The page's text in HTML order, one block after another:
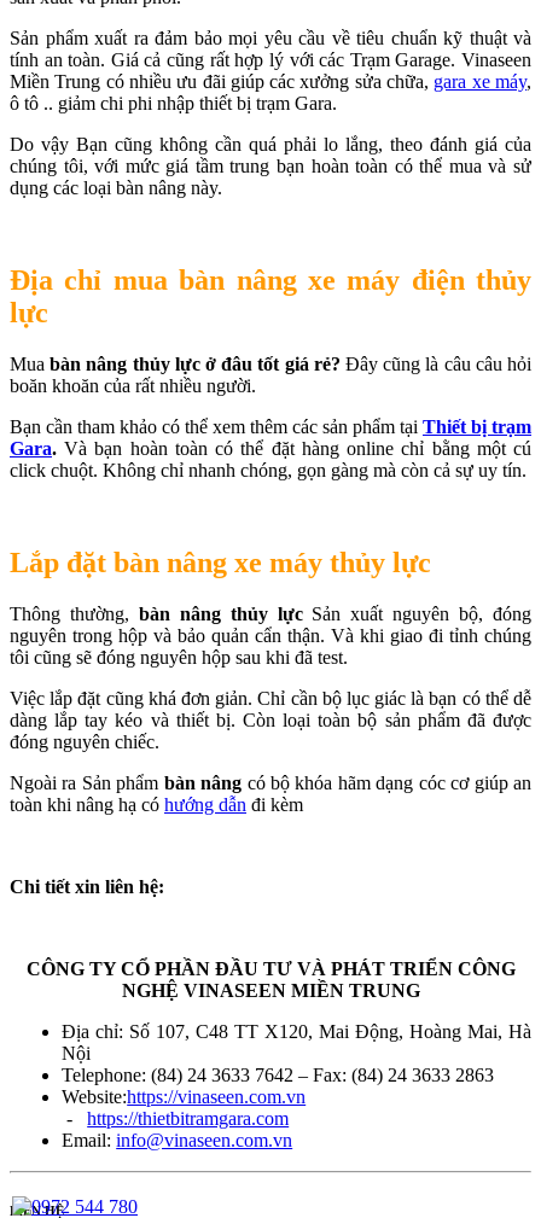
Sản phẩm xuất ra đảm bảo mọi yêu cầu về tiêu chuẩn kỹ thuật và
tính an toàn. Giá cả cũng rất hợp lý với các Trạm Garage. Vinaseen
Miền Trung có nhiều ưu đãi giúp các xưởng sửa chữa, gara xe máy,
ô tô .. giảm chi phi nhập thiết bị trạm Gara.
Do vậy Bạn cũng không cần quá phải lo lắng, theo đánh giá của
chúng tôi, với mức giá tầm trung bạn hoàn toàn có thể mua và sử
dụng các loại bàn nâng này.
Địa chỉ mua bàn nâng xe máy điện thủy
lực
Muabàn nâng thủy lực ở đâu tốt giá rẻ? Đây cũng là câu câu hỏi
boăn khoăn của rất nhiều người.
Bạn cần tham khảo có thể xem thêm các sản phẩm tại Thiết bị trạm
Gara.Và bạn hoàn toàn có thể đặt hàng online chỉ bằng một cú
click chuột. Không chỉ nhanh chóng, gọn gàng mà còn cả sự uy tín.
Lắp đặt bàn nâng xe máy thủy lực
Thông thường, bàn nâng thủy lựcSản xuất nguyên bộ, đóng
nguyên trong hộp và bảo quản cẩn thận. Và khi giao đi tỉnh chúng
tôi cũng sẽ đóng nguyên hộp sau khi đã test.
Việc lắp đặt cũng khá đơn giản. Chỉ cần bộ lục giác là bạn có thể dễ
dàng lắp tay kéo và thiết bị. Còn loại toàn bộ sản phẩm đã được
đóng nguyên chiếc.
Ngoài ra Sản phẩm bàn nâng có bộ khóa hãm dạng cóc cơ giúp an
toàn khi nâng hạ có hướng dẫn đi kèm
Chi tiết xin liên hệ:
CÔNG TY CỔ PHẦN ĐẦU TƯ VÀ PHÁT TRIỂN CÔNG
NGHỆ VINASEEN MIỀN TRUNG
Địa chỉ: Số 107, C48 TT X120, Mai Động, Hoàng Mai, Hà
Nội
Telephone: (84) 24 3633 7642 – Fax: (84) 24 3633 2863
Website:https://vinaseen.com.vn
-https://thietbitramgara.com
Email:info@vinaseen.com.vn
LIÊN HỆ